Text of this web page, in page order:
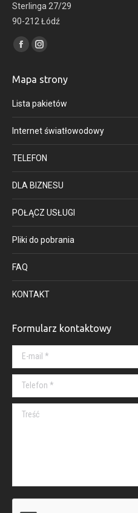
Sterlinga 27/29
90-212 Łódź
Find us on:
Facebook
opens
in
window
Instagram
opens
in
window
Mapa strony
Lista pakietów
Internet światłowodowy
TELEFON
DLA BIZNESU
POŁĄCZ USŁUGI
Pliki do pobrania
FAQ
KONTAKT
Formularz kontaktowy
E-mail *
Telefon *
Treść